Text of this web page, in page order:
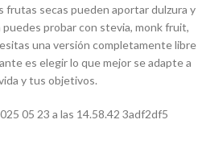
frutas secas pueden aportar dulzura y
probar con stevia, monk fruit,
una versión completamente libre
es elegir lo que mejor se adapte a
y tus objetivos.